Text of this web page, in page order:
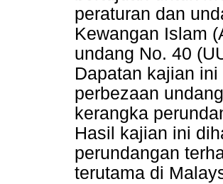
peraturan dan
Kewangan Islam
undang No. 40
Dapatan kajian
perbezaan
kerangka
Hasil kajian ini
perundangan
terutama di